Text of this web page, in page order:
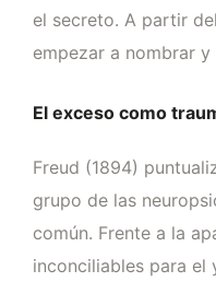
el secreto. A partir
empezar a nombrar
El exceso como
Freud (1894)
grupo de las
común. Frente a la
inconciliables para el